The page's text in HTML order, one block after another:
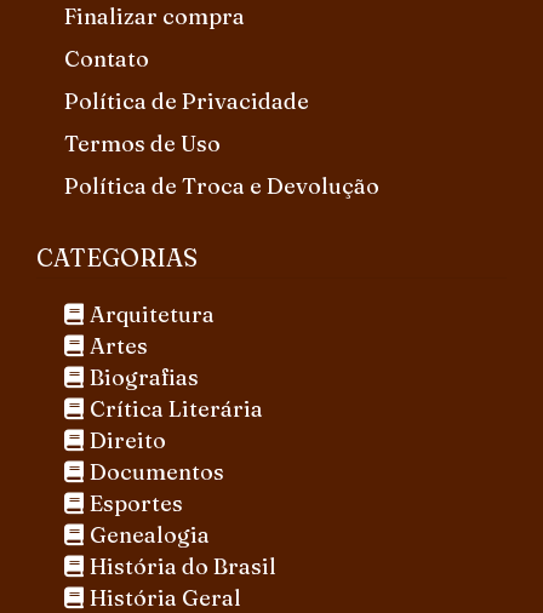
Finalizar compra
Contato
Política de Privacidade
Termos de Uso
Política de Troca e Devolução
CATEGORIAS
Arquitetura
Artes
Biografias
Crítica Literária
Direito
Documentos
Esportes
Genealogia
História do Brasil
História Geral